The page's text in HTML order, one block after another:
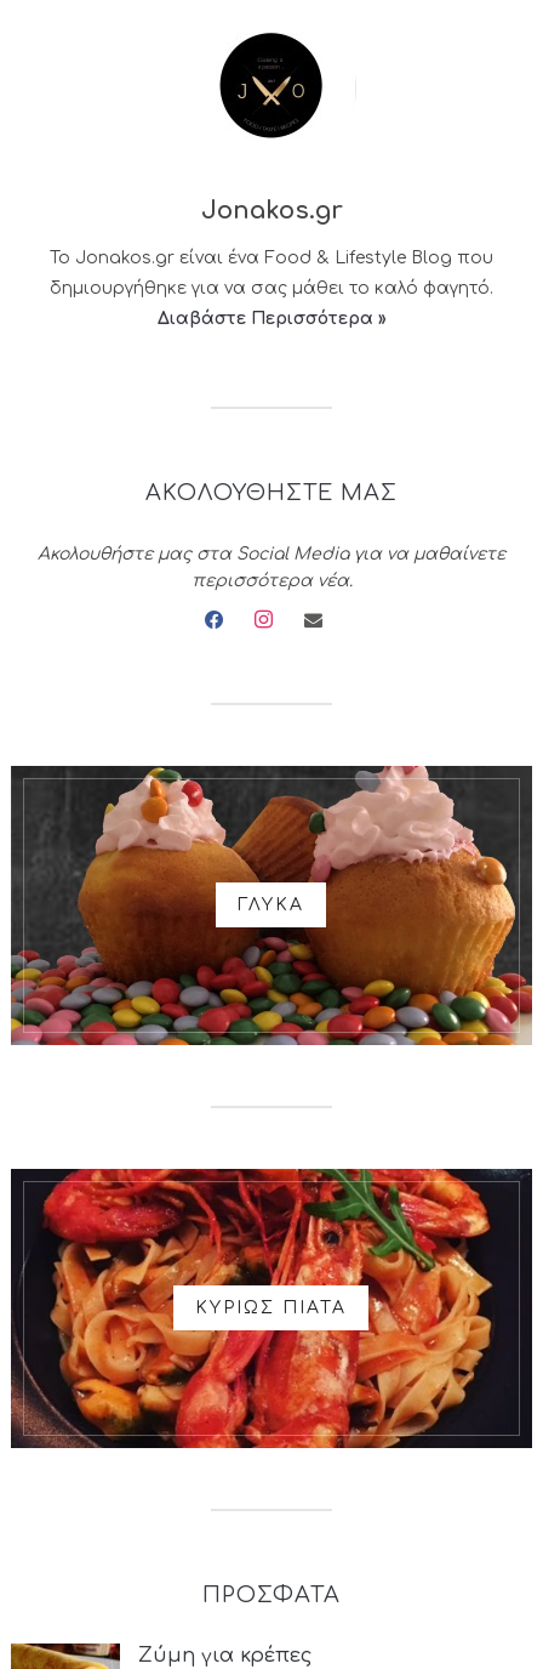
Jonakos.gr
Το Jonakos.gr είναι ένα Food & Lifestyle Blog που
δημιουργήθηκε για να σας μάθει το καλό φαγητό.
Διαβάστε Περισσότερα »
ΑΚΟΛΟΥΘΗΣΤΕ ΜΑΣ
Ακολουθήστε μας στα Social Media για να μαθαίνετε
περισσότερα νέα.
facebookinstagramenvelope
ΓΛΥΚΑ
ΚΥΡΙΩΣ ΠΙΑΤΑ
ΠΡΟΣΦΑΤΑ
Ζύμη για κρέπες